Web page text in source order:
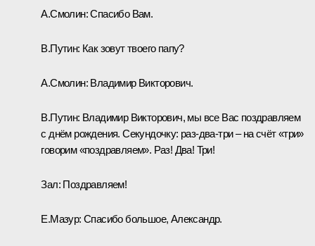
А.Смолин:Спасибо Вам.
В.Путин: Как зовут твоего папу?
А.Смолин: Владимир Викторович.
В.Путин: Владимир Викторович, мы все Вас поздравляем
с днём рождения. Секундочку: раз-два-три ‒ на счёт «три»
говорим «поздравляем». Раз! Два! Три!
Зал: Поздравляем!
Е.Мазур: Спасибо большое, Александр.